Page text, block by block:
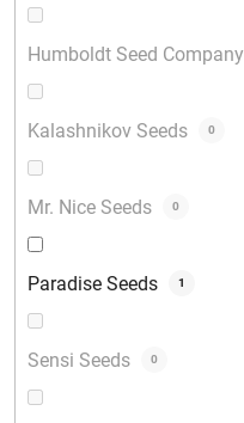
Humboldt Seed Company
Kalashnikov Seeds 0
Mr. Nice Seeds 0
Paradise Seeds 1
Sensi Seeds 0